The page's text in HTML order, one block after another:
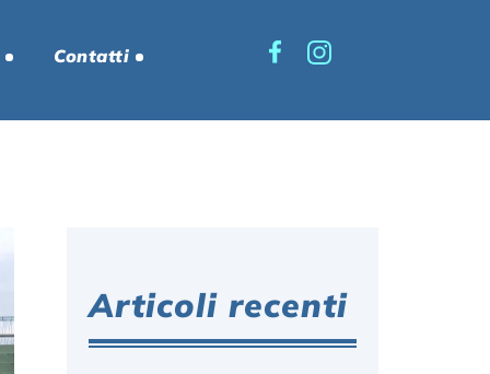
Contatti
Articoli recenti